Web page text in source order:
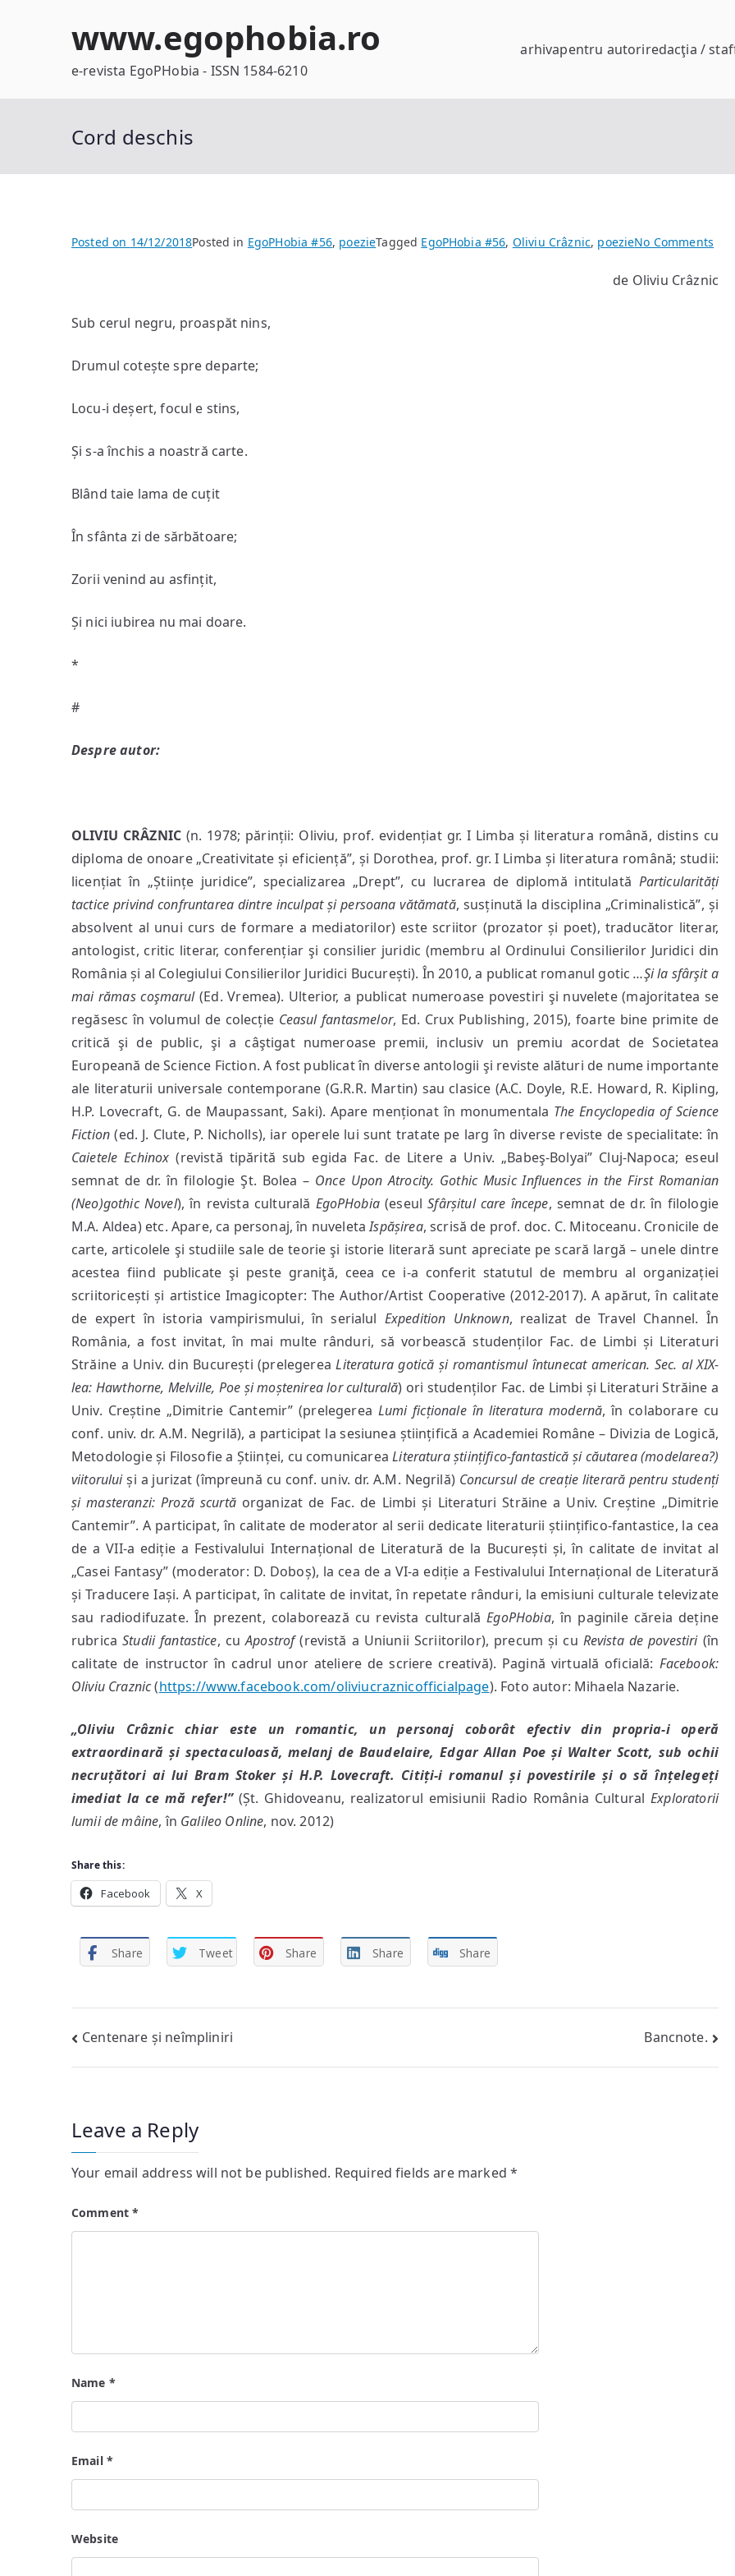
www.egophobia.ro
e-revista EgoPHobia - ISSN 1584-6210
arhivapentru autoriredacţia /
Cord deschis
Posted on 14/12/2018Posted in EgoPHobia #56, poezieTagged EgoPHobia #56, Oliviu Crâznic, poezieNo Comments
de Oliviu Crâznic
Sub cerul negru, proaspăt nins,
Drumul cotește spre departe;
Locu-i deșert, focul e stins,
Și s-a închis a noastră carte.
Blând taie lama de cuțit
În sfânta zi de sărbătoare;
Zorii venind au asfințit,
Și nici iubirea nu mai doare.
*
#
Despre autor:
OLIVIU CRÂZNIC (n. 1978; părinții: Oliviu, prof. evidențiat gr. I Limba și literatura română, distins cu
diploma de onoare „Creativitate și eficiență”, și Dorothea, prof. gr. I Limba și literatura română; studii:
licențiat în „Științe juridice”, specializarea „Drept”, cu lucrarea de diplomă intitulată Particularități
tactice privind confruntarea dintre inculpat și persoana vătămată, susținută la disciplina „Criminalistică”, și
absolvent al unui curs de formare a mediatorilor) este scriitor (prozator și poet), traducător literar,
antologist, critic literar, conferențiar şi consilier juridic (membru al Ordinului Consilierilor Juridici din
România și al Colegiului Consilierilor Juridici București). În 2010, a publicat romanul gotic…Şi la sfârşit a
mai rămas coşmarul(Ed. Vremea). Ulterior, a publicat numeroase povestiri şi nuvelete (majoritatea se
regăsesc în volumul de colecție Ceasul fantasmelor, Ed. Crux Publishing, 2015), foarte bine primite de
critică şi de public, şi a câştigat numeroase premii, inclusiv un premiu acordat de Societatea
Europeană de Science Fiction. A fost publicat în diverse antologii şi reviste alături de nume importante
ale literaturii universale contemporane (G.R.R. Martin) sau clasice (A.C. Doyle, R.E. Howard, R. Kipling,
H.P. Lovecraft, G. de Maupassant, Saki). Apare menționat în monumentala The Encyclopedia of Science
Fiction (ed. J. Clute, P. Nicholls), iar operele lui sunt tratate pe larg în diverse reviste de specialitate: în
Caietele Echinox (revistă tipărită sub egida Fac. de Litere a Univ. „Babeş-Bolyai” Cluj-Napoca; eseul
semnat de dr. în filologie Şt. Bolea – Once Upon Atrocity. Gothic Music Influences in the First Romanian
(Neo)gothic Novel), în revista culturală EgoPHobia(eseulSfârșitul care începe, semnat de dr. în filologie
M.A. Aldea) etc. Apare, ca personaj, în nuveletaIspășirea, scrisă de prof. doc. C. Mitoceanu. Cronicile de
carte, articolele şi studiile sale de teorie şi istorie literară sunt apreciate pe scară largă – unele dintre
acestea fiind publicate şi peste graniţă, ceea ce i-a conferit statutul de membru al organizației
scriitoricești și artistice Imagicopter: The Author/Artist Cooperative (2012-2017). A apărut, în calitate
de expert în istoria vampirismului, în serialul Expedition Unknown, realizat de Travel Channel. În
România, a fost invitat, în mai multe rânduri, să vorbească studenților Fac. de Limbi și Literaturi
Străine a Univ. din București (prelegereaLiteratura gotică și romantismul întunecat american. Sec. al XIX-
lea: Hawthorne, Melville, Poe și moștenirea lor culturală) ori studenților Fac. de Limbi și Literaturi Străine a
Univ. Creștine „Dimitrie Cantemir” (prelegerea Lumi ficționale în literatura modernă, în colaborare cu
conf. univ. dr. A.M. Negrilă), a participat la sesiunea științifică a Academiei Române – Divizia de Logică,
Metodologie și Filosofie a Științei, cu comunicareaLiteratura științifico-fantastică și căutarea (modelarea?)
viitoruluiși a jurizat (împreună cu conf. univ. dr. A.M. Negrilă) Concursul de creație literară pentru studenți
și masteranzi: Proză scurtăorganizat de Fac. de Limbi și Literaturi Străine a Univ. Creștine „Dimitrie
Cantemir”. A participat, în calitate de moderator al serii dedicate literaturii științifico-fantastice, la cea
de a VII-a ediție a Festivalului Internațional de Literatură de la București și, în calitate de invitat al
„Casei Fantasy” (moderator: D. Doboș), la cea de a VI-a ediție a Festivalului Internațional de Literatură
și Traducere Iași. A participat, în calitate de invitat, în repetate rânduri, la emisiuni culturale televizate
sau radiodifuzate. În prezent, colaborează cu revista culturalăEgoPHobia, în paginile căreia deține
rubricaStudii fantastice, cuApostrof(revistă a Uniunii Scriitorilor), precum și cu Revista de povestiri(în
calitate de instructor în cadrul unor ateliere de scriere creativă). Pagină virtuală oficială: Facebook:
Oliviu Craznic(https://www.facebook.com/oliviucraznicofficialpage). Foto autor: Mihaela Nazarie.
„Oliviu Crâznic chiar este un romantic, un personaj coborât efectiv din propria-i operă
extraordinară și spectaculoasă, melanj de Baudelaire, Edgar Allan Poe și Walter Scott, sub ochii
necruțători ai lui Bram Stoker și H.P. Lovecraft. Citiți-i romanul și povestirile și o să înțelegeți
imediat la ce mă refer!” (Șt. Ghidoveanu, realizatorul emisiunii Radio România CulturalExploratorii
lumii de mâine, în Galileo Online, nov. 2012)
Share this:
Facebook X
Share Tweet Share Share Share
Post
navigation
Centenare și neîmpliniri Bancnote.
Leave a Reply
Your email address will not be published. Required fields are marked*
Comment*
Name *
Email *
Website